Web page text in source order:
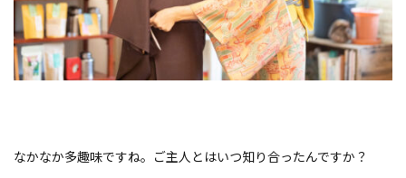
なかなか多趣味ですね。ご主人とはいつ知り合ったんですか？